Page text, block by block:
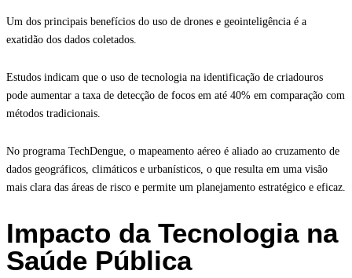
Um dos principais benefícios do uso de drones e geointeligência é a
exatidão dos dados coletados.
Estudos indicam que o uso de tecnologia na identificação de criadouros
pode aumentar a taxa de detecção de focos em até 40% em comparação com
métodos tradicionais.
No programa TechDengue, o mapeamento aéreo é aliado ao cruzamento de
dados geográficos, climáticos e urbanísticos, o que resulta em uma visão
mais clara das áreas de risco e permite um planejamento estratégico e eficaz.
Impacto da Tecnologia na
Saúde Pública